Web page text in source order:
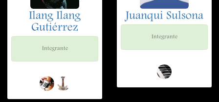
Ilang Ilang
Gutiérrez
Integrante
Juanqui Sulsona
Integrante